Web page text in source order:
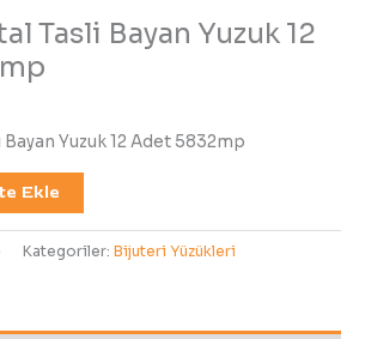
Tasli Bayan Yuzuk 12
Yuzuk 12 Adet 5832mp
Ekle
Kategoriler: Bijuteri Yüzükleri